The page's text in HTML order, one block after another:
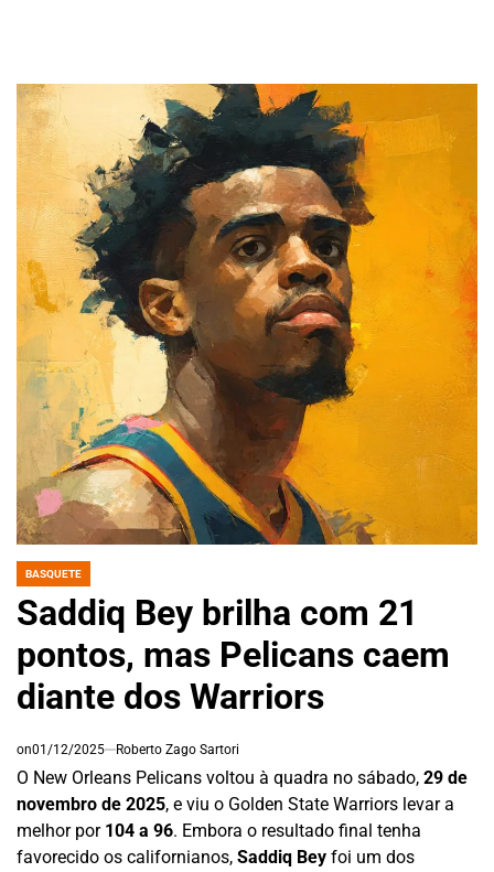
POSTED
BASQUETE
Saddiq Bey brilha com 21
pontos, mas Pelicans caem
diante dos Warriors
on01/12/2025 Roberto Zago Sartori
O New Orleans Pelicans voltou à quadra no sábado, 29 de
novembro de 2025, e viu o Golden State Warriors levar a
melhor por 104 a 96. Embora o resultado final tenha
favorecido os californianos, Saddiq Bey foi um dos